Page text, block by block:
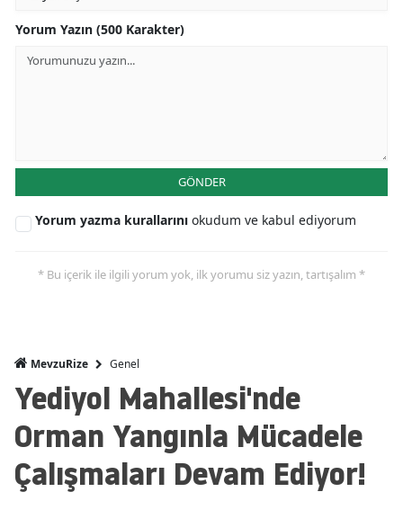
Yorum Yazın (500 Karakter)
GÖNDER
Yorum yazma kurallarını okudum ve kabul ediyorum
* Bu içerik ile ilgili yorum yok, ilk yorumu siz yazın, tartışalım *
MevzuRize Genel
Yediyol Mahallesi'nde
Orman Yangınla Mücadele
Çalışmaları Devam Ediyor!